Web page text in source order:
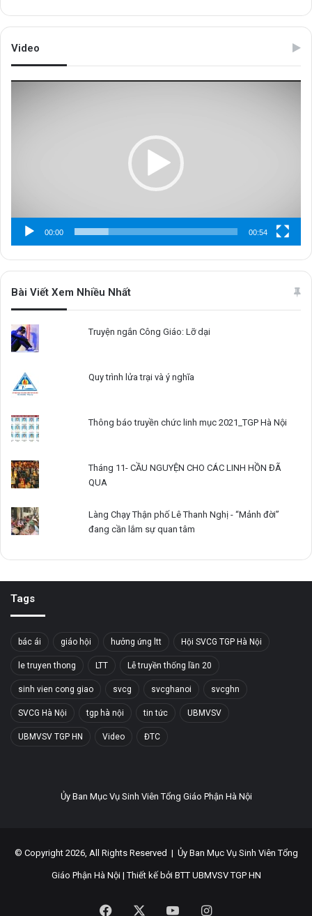
Video
00:00 00:54
Bài Viết Xem Nhiều Nhất
Truyện ngắn Công Giáo: Lỡ dại
Quy trình lửa trại và ý nghĩa
Thông báo truyền chức linh mục 2021_TGP Hà Nội
Tháng 11- CẦU NGUYỆN CHO CÁC LINH HỒN ĐÃ
QUA
Làng Chạy Thận phố Lê Thanh Nghị - “Mảnh đời”
đang cần lắm sự quan tâm
Tags
bác ái giáo hội hưởng ứng ltt Hội SVCG TGP Hà Nội
le truyen thong LTT Lễ truyền thống lần 20
sinh vien cong giao svcg svcghanoi svcghn
SVCG Hà Nội tgp hà nội tin tức UBMVSV
UBMVSV TGP HN Video ĐTC
Ủy Ban Mục Vụ Sinh Viên Tổng Giáo Phận Hà Nội
© Copyright 2026, All Rights Reserved | Ủy Ban Mục Vụ Sinh Viên Tổng
Giáo Phận Hà Nội| Thiết kế bởi BTT UBMVSV TGP HN
Facebook YouTubeInstagram